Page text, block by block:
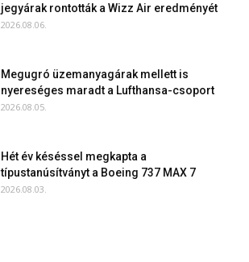
jegyárak rontották a Wizz Air eredményét
2026.08.06.
Megugró üzemanyagárak mellett is
nyereséges maradt a Lufthansa-csoport
2026.08.05.
Hét év késéssel megkapta a
típustanúsítványt a Boeing 737 MAX 7
2026.08.03.